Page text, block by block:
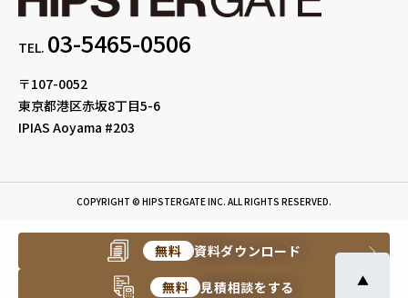
▲
無料
資料ダウンロード
無料
見積相談をする
TEL. 03-5465-0506
〒107-0052
東京都港区赤坂8丁目5-6
IPIAS Aoyama #203
COPYRIGHT © HIPSTERGATE INC. ALL RIGHTS RESERVED.